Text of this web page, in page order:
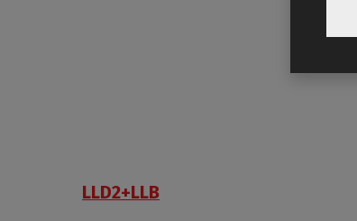
LLD2+LLB